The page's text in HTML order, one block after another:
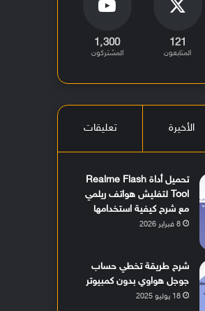
121
المتابعون
1٬300
المشتركون
الأخيرة تعليقات
تحميل أداة Realme Flash
Tool لتفليش هواتف ريلمي
مع شرح كيفية استخدامها
8 فبراير 2026
شرح طريقة تخطي حساب
جوجل هواوي بدون كمبيوتر
18 يوليو 2025